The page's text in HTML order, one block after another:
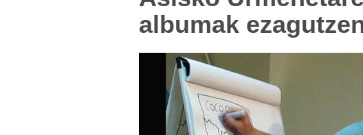
albumak